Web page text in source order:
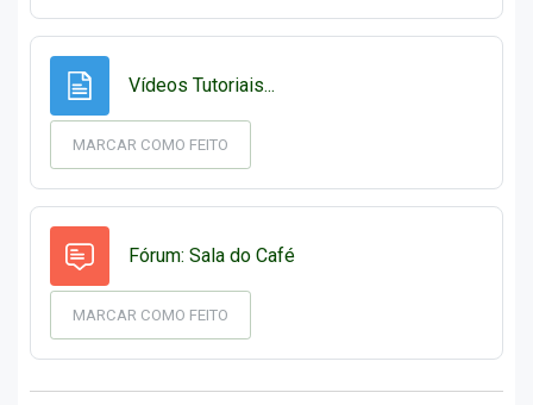
Vídeos Tutoriais...
MARCAR COMO FEITO
Fórum: Sala do Café
MARCAR COMO FEITO